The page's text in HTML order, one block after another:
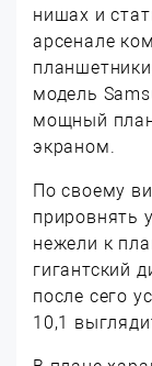
нишах и
арсенале
модель
мощный
экраном.
По своему
прировнять
нежели к
гигантский
после сего
10,1